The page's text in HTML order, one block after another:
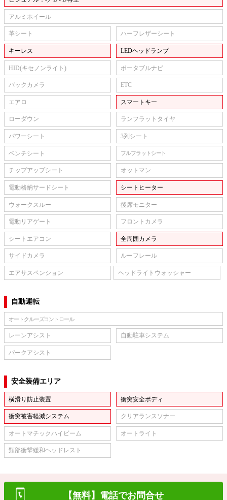
アルミホイール
革シート ハーフレザーシート
キーレス LEDヘッドランプ
HID(キセノンライト) ポータブルナビ
バックカメラ ETC
エアロ スマートキー
ローダウン ランフラットタイヤ
パワーシート 3列シート
ベンチシート フルフラットシート
チップアップシート オットマン
電動格納サードシート シートヒーター
ウォークスルー 後席モニター
電動リアゲート フロントカメラ
シートエアコン 全周囲カメラ
サイドカメラ ルーフレール
エアサスペンション ヘッドライトウォッシャー
自動運転
オートクルーズコントロール
レーンアシスト 自動駐車システム
パークアシスト
安全装備エリア
横滑り防止装置 衝突安全ボディ
衝突被害軽減システム クリアランスソナー
オートマチックハイビーム オートライト
頸部衝撃緩和ヘッドレスト
【無料】電話でお問合せ